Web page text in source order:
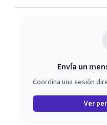
Envía un
Coordina una sesión
Ver